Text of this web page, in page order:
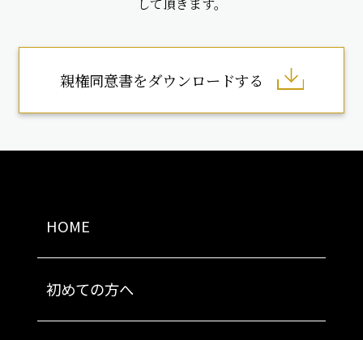
親権同意書をダウンロードする
HOME
初めての方へ